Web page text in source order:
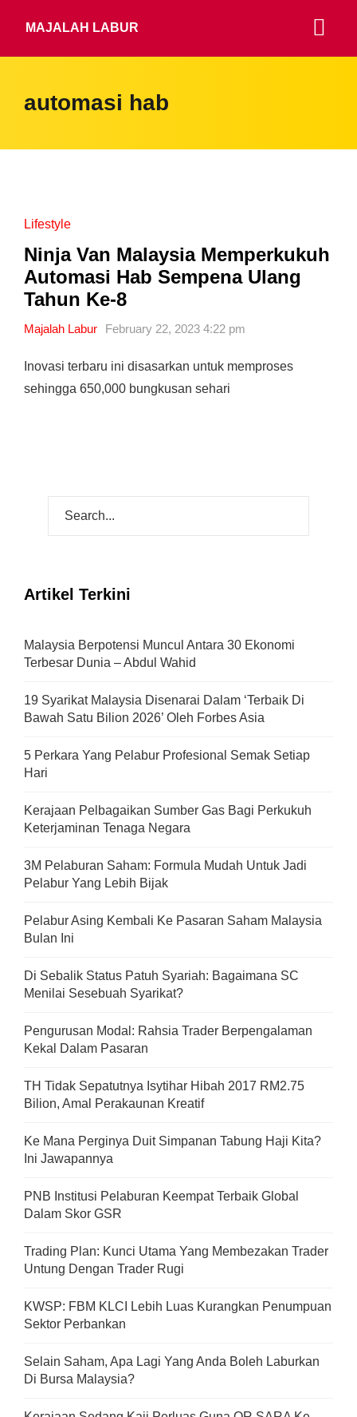
MAJALAH LABUR
automasi hab
Lifestyle
Ninja Van Malaysia Memperkukuh
Automasi Hab Sempena Ulang
Tahun Ke-8
Majalah Labur February 22, 2023 4:22 pm
Inovasi terbaru ini disasarkan untuk memproses
sehingga 650,000 bungkusan sehari
Artikel Terkini
Malaysia Berpotensi Muncul Antara 30 Ekonomi
Terbesar Dunia – Abdul Wahid
19 Syarikat Malaysia Disenarai Dalam ‘Terbaik Di
Bawah Satu Bilion 2026’ Oleh Forbes Asia
5 Perkara Yang Pelabur Profesional Semak Setiap
Hari
Kerajaan Pelbagaikan Sumber Gas Bagi Perkukuh
Keterjaminan Tenaga Negara
3M Pelaburan Saham: Formula Mudah Untuk Jadi
Pelabur Yang Lebih Bijak
Pelabur Asing Kembali Ke Pasaran Saham Malaysia
Bulan Ini
Di Sebalik Status Patuh Syariah: Bagaimana SC
Menilai Sesebuah Syarikat?
Pengurusan Modal: Rahsia Trader Berpengalaman
Kekal Dalam Pasaran
TH Tidak Sepatutnya Isytihar Hibah 2017 RM2.75
Bilion, Amal Perakaunan Kreatif
Ke Mana Perginya Duit Simpanan Tabung Haji Kita?
Ini Jawapannya
PNB Institusi Pelaburan Keempat Terbaik Global
Dalam Skor GSR
Trading Plan: Kunci Utama Yang Membezakan Trader
Untung Dengan Trader Rugi
KWSP: FBM KLCI Lebih Luas Kurangkan Penumpuan
Sektor Perbankan
Selain Saham, Apa Lagi Yang Anda Boleh Laburkan
Di Bursa Malaysia?